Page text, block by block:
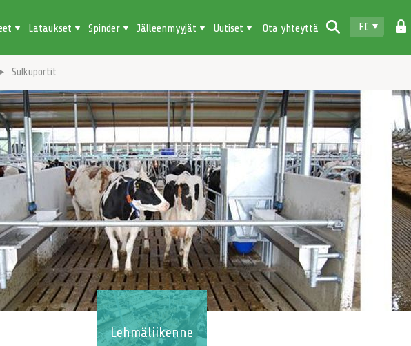
FI
Lataukset Spinder Jälleenmyyjät Uutiset Ota yhteyttä
Sulkuportit
Lehmäliikenne